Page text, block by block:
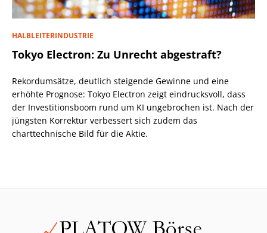
HALBLEITERINDUSTRIE
Tokyo Electron: Zu Unrecht abgestraft?
Rekordumsätze, deutlich steigende Gewinne und eine
erhöhte Prognose: Tokyo Electron zeigt eindrucksvoll, dass
der Investitionsboom rund um KI ungebrochen ist. Nach der
jüngsten Korrektur verbessert sich zudem das
charttechnische Bild für die Aktie.